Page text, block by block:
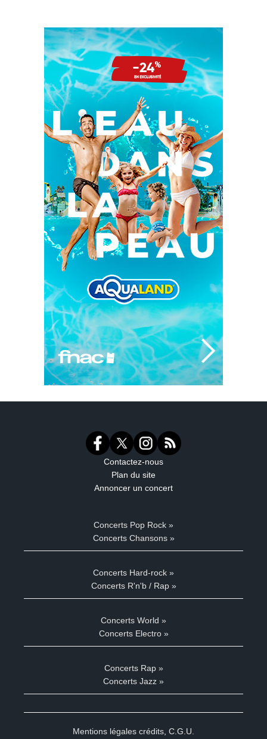
Contactez-nous
Plan du site
Annoncer un concert
Concerts Pop Rock »
Concerts Chansons »
Concerts Hard-rock »
Concerts R'n'b / Rap »
Concerts World »
Concerts Electro »
Concerts Rap »
Concerts Jazz »
Mentions légales crédits C.G.U.